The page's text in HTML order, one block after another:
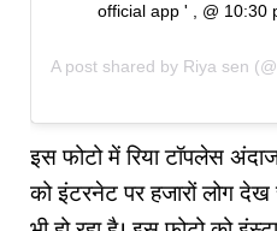
official app ' , @ 10:30
A post shared by Riya sen
इस फोटो में रिया टॉपलेस
को इंटरनेट पर हजारों लोग